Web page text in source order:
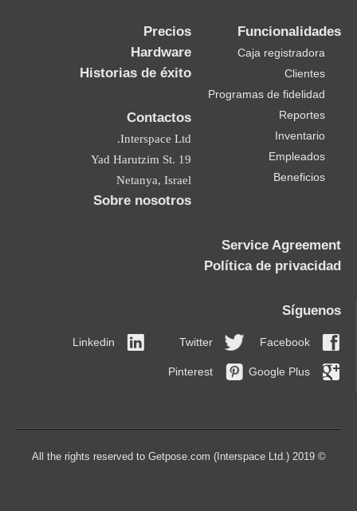
Funcionalidades
Caja registradora
Clientes
Programas de fidelidad
Reportes
Inventario
Empleados
Beneficios
Precios
Hardware
Historias de éxito
Contactos
Interspace Ltd.
19 Yad Harutzim St.
Netanya, Israel
Sobre nosotros
Service Agreement
Política de privacidad
Síguenos
Facebook
Twitter
Linkedin
Google Plus
Pinterest
© 2019 All the rights reserved to Getpose.com (Interspace Ltd.)